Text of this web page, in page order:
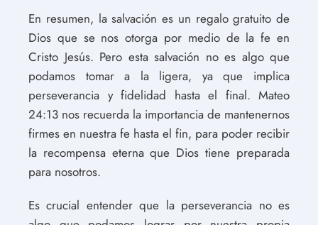
En resumen, la salvación es un regalo gratuito de
Dios que se nos otorga por medio de la fe en
Cristo Jesús. Pero esta salvación no es algo que
podamos tomar a la ligera, ya que implica
perseverancia y fidelidad hasta el final. Mateo
24:13 nos recuerda la importancia de mantenernos
firmes en nuestra fe hasta el fin, para poder recibir
la recompensa eterna que Dios tiene preparada
para nosotros.
Es crucial entender que la perseverancia no es